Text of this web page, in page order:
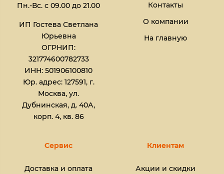
Пн.-Вс. с 09.00 до 21.00
ИП Гостева Светлана
Юрьевна​
ОГРНИП:
321774600782733
ИНН: 501906100810
Юр. адрес: 127591, г.
Москва, ул.
Дубнинская, д. 40А,
корп. 4, кв. 86
Контакты
О компании
На главную
Сервис
Доставка и оплата
Клиентам
Акции и скидки